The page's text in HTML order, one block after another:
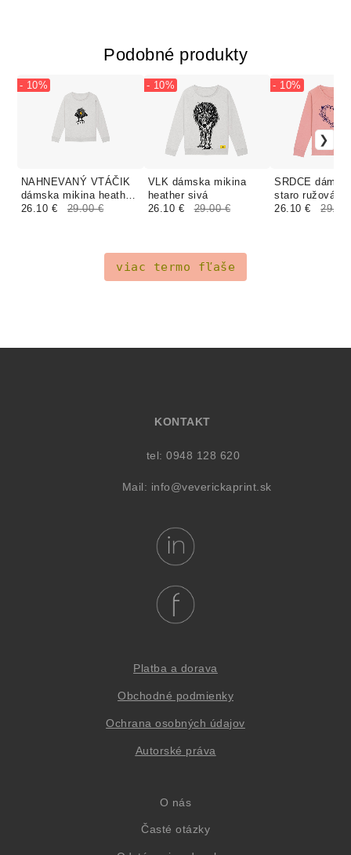
Podobné produkty
NAHNEVANÝ VTÁČIK
dámska mikina heather
sivá
- 10%
26.10 € 29.00 €
VLK dámska mikina
heather sivá
- 10%
26.10 € 29.00 €
SRDCE
staro ružová
- 10%
26.10 € 29.00
viac termo fľaše
KONTAKT
tel: 0948 128 620
Mail: info@veverickaprint.sk
Platba a dorava
Obchodné podmienky
Ochrana osobných údajov
Autorské práva
O nás
Časté otázky